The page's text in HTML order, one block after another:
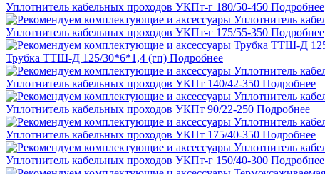
Уплотнитель кабельных проходов УКПт-г 180/50-450 Подробнее
Уплотнитель кабельных проходов УКПт-г 175/55-350 Подробнее
Трубка ТТШ-Д 125/30*6*1,4 (гп) Подробнее
Уплотнитель кабельных проходов УКПт 140/42-350 Подробнее
Уплотнитель кабельных проходов УКПт 90/22-250 Подробнее
Уплотнитель кабельных проходов УКПт 175/40-350 Подробнее
Уплотнитель кабельных проходов УКПт-г 150/40-300 Подробнее